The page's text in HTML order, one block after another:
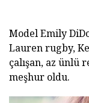
Model Emily
Lauren rugby,
çalışan, az ünlü
meşhur oldu.